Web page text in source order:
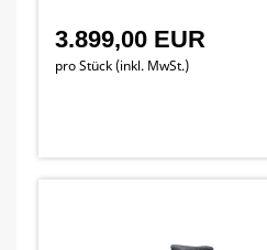
3.899,00 EUR
pro Stück (inkl. MwSt.)